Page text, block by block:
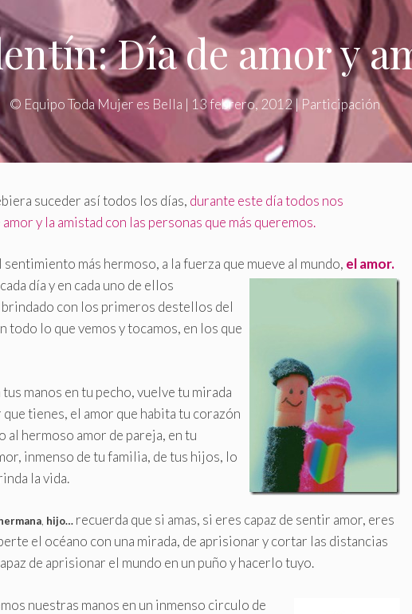
Día de amor y
© Equipo Toda Mujer es Bella | 13 febrero, 2012|Participación
suceder así todos los días, durante este día todos nos
y la amistad con las personas que más queremos.
sentimiento más hermoso, a la fuerza que mueve al mundo, el amor.
día y en cada uno de ellos
con los primeros destellos del
lo que vemos y tocamos, en los que
manos en tu pecho, vuelve tu mirada
tienes, el amor que habita tu corazón
al hermoso amor de pareja, en tu
inmenso de tu familia, de tus hijos, lo
la vida.
hijo… recuerda que si amas, si eres capaz de sentir amor, eres
el océano con una mirada, de aprisionar y cortar las distancias
de aprisionar el mundo en un puño y hacerlo tuyo.
nuestras manos en un inmenso circulo de